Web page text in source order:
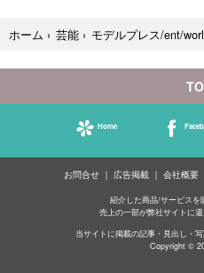
ホーム › 芸能 › モデルプレス/ent/
Home
お問合せ 広告掲載 会社概要
紹介した商品/サービスを
売上の一部が弊社サイトに
当サイトに掲載の記事・見出し・
Copyright ©